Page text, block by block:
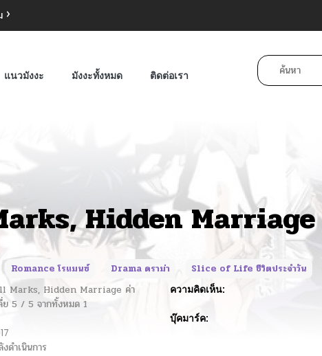
แนวมังงะ มังงะทั้งหมด ติดต่อเรา
Hidden Marriage
Romance โรแมนซ์ Drama ดราม่า Slice of Life ชีวิตประจำวัน
Marks, Hidden Marriage ค่า
ย 5 / 5 จากทั้งหมด 1
ความคิดเห็น:
บุ๊คมาร์ค:
งดำเนินการ